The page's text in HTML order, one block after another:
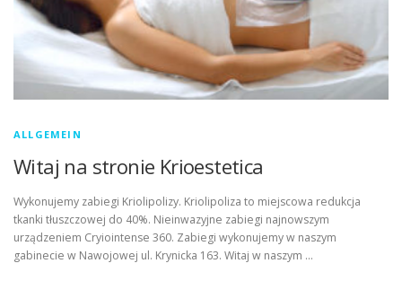
ALLGEMEIN
Witaj na stronie Krioestetica
Wykonujemy zabiegi Kriolipolizy. Kriolipoliza to miejscowa redukcja
tkanki tłuszczowej do 40%. Nieinwazyjne zabiegi najnowszym
urządzeniem Cryiointense 360. Zabiegi wykonujemy w naszym
gabinecie w Nawojowej ul. Krynicka 163. Witaj w naszym …